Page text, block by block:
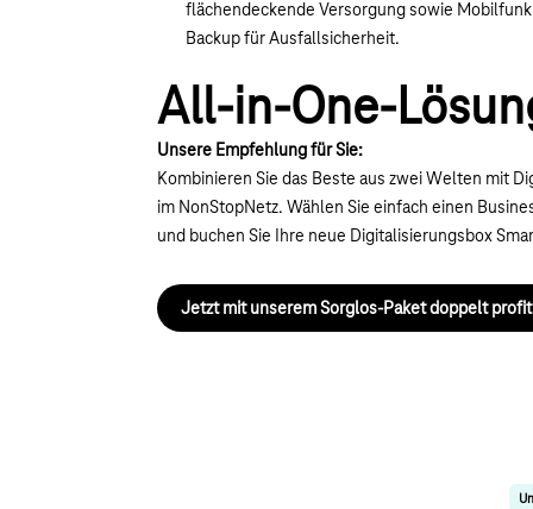
flächendeckende Versorgung sowie Mobilfunk
Backup für Ausfallsicherheit.
All-in-One-
Unsere Empfehlung für Sie:
Kombinieren Sie das Beste aus zwei Welten mit
im NonStopNetz. Wählen Sie einfach einen
und buchen Sie Ihre neue Digitalisierungsbox
Jetzt mit unserem Sorglos-Paket doppelt